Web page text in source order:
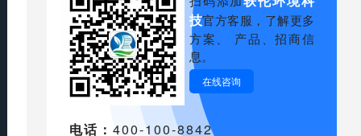
技官方客服，了解更多
方案、 产品、招商信
息。
在线咨询
电话：400-100-8842